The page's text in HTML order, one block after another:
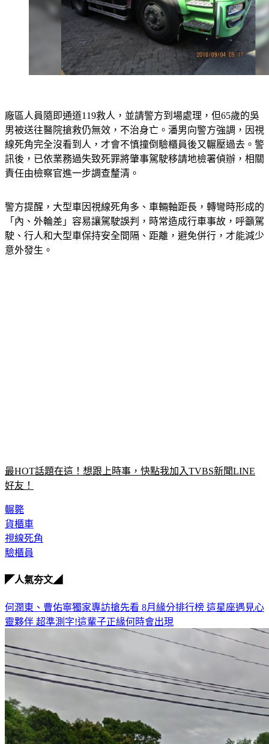
廠區人員隨即通道119救人，並請警方到場處理，但65歲的吳
男被送往醫院搶救仍無效，不治身亡。潘男向警方強調，因視
線死角完全沒看到人，才會不慎撞倒驗櫃員後又輾壓過去。警
訊後，已依業務過失致死罪將肇事駕駛移請地檢署偵辦，相關
責任由檢察官進一步調查釐清。
警方提醒，大型車因視線死角多、車輛軸距長，轉彎時形成的
「內、外輪差」容易讓駕駛誤判，時常造成行車事故，呼籲駕
駛、行人和大型車保持安全間隔、距離，避免併行，才能減少
意外發生。
最HOT話題在這！想跟上時事，快點我加入TVBS新聞LINE
好友！
輾斃
貨櫃車
視線死角
驗櫃員
◤人氣夯文◢
何潤東、曹佑寧獨家專訪搶先看 8月緣分排行榜 這星座遇見心
靈夥伴 超準測字!這輩子正緣何時會出現